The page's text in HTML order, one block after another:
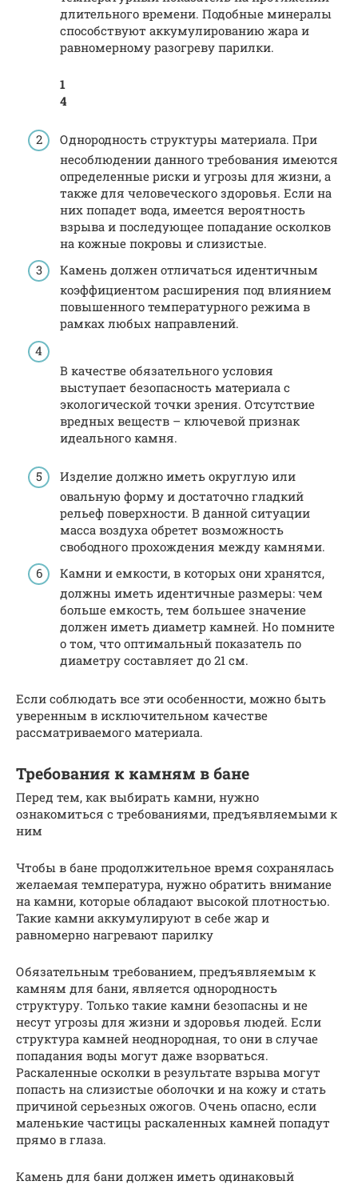
длительного времени. Подобные минералы
способствуют аккумулированию жара и
равномерному разогреву парилки.
1
4
Однородность структуры материала. При
несоблюдении данного требования имеются
определенные риски и угрозы для жизни, а
также для человеческого здоровья. Если на
них попадет вода, имеется вероятность
взрыва и последующее попадание осколков
на кожные покровы и слизистые.
Камень должен отличаться идентичным
коэффициентом расширения под влиянием
повышенного температурного режима в
рамках любых направлений.
В качестве обязательного условия
выступает безопасность материала с
экологической точки зрения. Отсутствие
вредных веществ – ключевой признак
идеального камня.
Изделие должно иметь округлую или
овальную форму и достаточно гладкий
рельеф поверхности. В данной ситуации
масса воздуха обретет возможность
свободного прохождения между камнями.
Камни и емкости, в которых они хранятся,
должны иметь идентичные размеры: чем
больше емкость, тем большее значение
должен иметь диаметр камней. Но помните
о том, что оптимальный показатель по
диаметру составляет до 21 см.
Если соблюдать все эти особенности, можно быть
уверенным в исключительном качестве
рассматриваемого материала.
Требования к камням в бане
Перед тем, как выбирать камни, нужно
ознакомиться с требованиями, предъявляемыми к
ним
Чтобы в бане продолжительное время сохранялась
желаемая температура, нужно обратить внимание
на камни, которые обладают высокой плотностью.
Такие камни аккумулируют в себе жар и
равномерно нагревают парилку
Обязательным требованием, предъявляемым к
камням для бани, является однородность
структуру. Только такие камни безопасны и не
несут угрозы для жизни и здоровья людей. Если
структура камней неоднородная, то они в случае
попадания воды могут даже взорваться.
Раскаленные осколки в результате взрыва могут
попасть на слизистые оболочки и на кожу и стать
причиной серьезных ожогов. Очень опасно, если
маленькие частицы раскаленных камней попадут
прямо в глаза.
Камень для бани должен иметь одинаковый